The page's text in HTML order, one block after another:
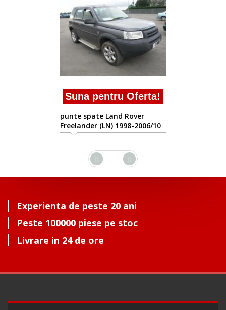
Suna pentru Oferta!
punte spate Land Rover
Freelander (LN) 1998-2006/10
Experienta de peste 20 ani
Peste 100000 piese pe stoc
Livrare in 24 de ore